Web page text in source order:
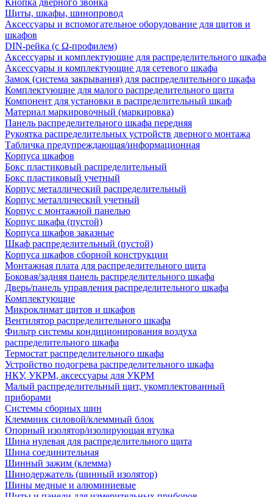
Кнопка дверного звонка
Щиты, шкафы, шинопровод
Аксессуары и вспомогательное оборудование для щитов и
шкафов
DIN-рейка (с Ω-профилем)
Аксессуары и комплектующие для распределительного шкафа
Аксессуары и комплектующие для сетевого шкафа
Замок (система закрывания) для распределительного шкафа
Комплектующие для малого распределительного щита
Компонент для установки в распределительный шкаф
Материал маркировочный (маркировка)
Панель распределительного шкафа передняя
Рукоятка распределительных устройств дверного монтажа
Табличка предупреждающая/информационная
Корпуса шкафов
Бокс пластиковый распределительный
Бокс пластиковый учетный
Корпус металлический распределительный
Корпус металлический учетный
Корпус с монтажной панелью
Корпус шкафа (пустой)
Корпуса шкафов заказные
Шкаф распределительный (пустой)
Корпуса шкафов сборной конструкции
Монтажная плата для распределительного щита
Боковая/задняя панель распределительного шкафа
Дверь/панель управления распределительного шкафа
Комплектующие
Микроклимат щитов и шкафов
Вентилятор распределительного шкафа
Фильтр системы кондиционирования воздуха
распределительного шкафа
Термостат распределительного шкафа
Устройство подогрева распределительного шкафа
НКУ, УКРМ, аксессуары для УКРМ
Малый распределительный щит, укомплектованный
приборами
Системы сборных шин
Клеммник силовой/клеммный блок
Опорный изолятор/изолирующая втулка
Шина нулевая для распределительного щита
Шина соединительная
Шинный зажим (клемма)
Шинодержатель (шинный изолятор)
Шины медные и алюминиевые